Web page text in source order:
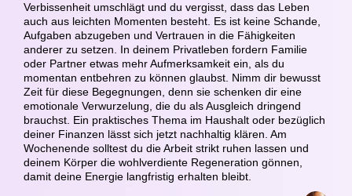
Verbissenheit umschlägt und du vergisst, dass das Leben
auch aus leichten Momenten besteht. Es ist keine Schande,
Aufgaben abzugeben und Vertrauen in die Fähigkeiten
anderer zu setzen. In deinem Privatleben fordern Familie
oder Partner etwas mehr Aufmerksamkeit ein, als du
momentan entbehren zu können glaubst. Nimm dir bewusst
Zeit für diese Begegnungen, denn sie schenken dir eine
emotionale Verwurzelung, die du als Ausgleich dringend
brauchst. Ein praktisches Thema im Haushalt oder bezüglich
deiner Finanzen lässt sich jetzt nachhaltig klären. Am
Wochenende solltest du die Arbeit strikt ruhen lassen und
deinem Körper die wohlverdiente Regeneration gönnen,
damit deine Energie langfristig erhalten bleibt.